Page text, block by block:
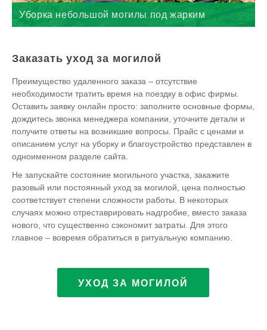
Уборка небольшой могилы под жарким
Заказать уход за могилой
Преимущество удаленного заказа – отсутствие
необходимости тратить время на поездку в офис фирмы.
Оставить заявку онлайн просто: заполните основные формы,
дождитесь звонка менеджера компании, уточните детали и
получите ответы на возникшие вопросы. Прайс с ценами и
описанием услуг на уборку и благоустройство представлен в
одноименном разделе сайта.
Не запускайте состояние могильного участка, закажите
разовый или постоянный уход за могилой, цена полностью
соответствует степени сложности работы. В некоторых
случаях можно отреставрировать надгробие, вместо заказа
нового, что существенно сэкономит затраты. Для этого
главное – вовремя обратиться в ритуальную компанию.
УХОД ЗА МОГИЛОЙ